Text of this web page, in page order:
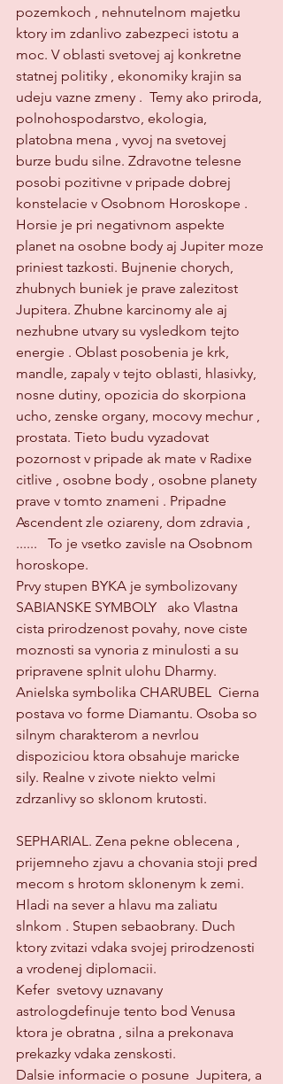
pozemkoch , nehnutelnom majetku
ktory im zdanlivo zabezpeci istotu a
moc. V oblasti svetovej aj konkretne
statnej politiky , ekonomiky krajin sa
udeju vazne zmeny .  Temy ako priroda,
polnohospodarstvo, ekologia,
platobna mena , vyvoj na svetovej
burze budu silne. Zdravotne telesne
posobi pozitivne v pripade dobrej
konstelacie v Osobnom Horoskope .
Horsie je pri negativnom aspekte
planet na osobne body aj Jupiter moze
priniest tazkosti. Bujnenie chorych,
zhubnych buniek je prave zalezitost
Jupitera. Zhubne karcinomy ale aj
nezhubne utvary su vysledkom tejto
energie . Oblast posobenia je krk,
mandle, zapaly v tejto oblasti, hlasivky,
nosne dutiny, opozicia do skorpiona
ucho, zenske organy, mocovy mechur ,
prostata. Tieto budu vyzadovat
pozornost v pripade ak mate v Radixe
citlive , osobne body , osobne planety
prave v tomto znameni . Pripadne
Ascendent zle oziareny, dom zdravia ,
......   To je vsetko zavisle na Osobnom
horoskope.
Prvy stupen BYKA je symbolizovany
SABIANSKE SYMBOLY   ako Vlastna
cista prirodzenost povahy, nove ciste
moznosti sa vynoria z minulosti a su
pripravene splnit ulohu Dharmy.
Anielska symbolika CHARUBEL  Cierna
postava vo forme Diamantu. Osoba so
silnym charakterom a nevrlou
dispoziciou ktora obsahuje maricke
sily. Realne v zivote niekto velmi
zdrzanlivy so sklonom krutosti.
SEPHARIAL. Zena pekne oblecena ,
prijemneho zjavu a chovania stoji pred
mecom s hrotom sklonenym k zemi.
Hladi na sever a hlavu ma zaliatu
slnkom . Stupen sebaobrany. Duch
ktory zvitazi vdaka svojej prirodzenosti
a vrodenej diplomacii.
Kefer  svetovy uznavany
astrologdefinuje tento bod Venusa
ktora je obratna , silna a prekonava
prekazky vdaka zenskosti.
Dalsie informacie o posune  Jupitera, a